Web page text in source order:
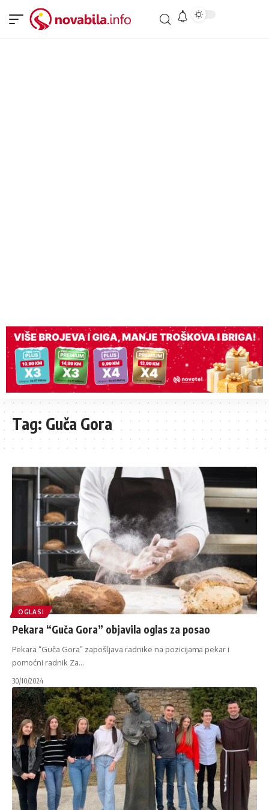
Tag: Guča Gora
OGLASI
Pekara “Guča Gora” objavila oglas za posao
Pekara “Guča Gora” zapošljava radnike na pozicijama pekar i
pomoćni radnik Za…
30/10/2024